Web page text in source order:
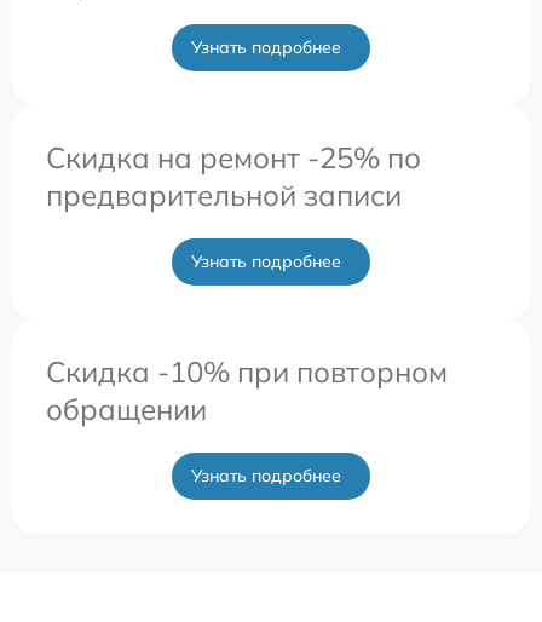
Узнать подробнее
Скидка на ремонт -25% по
предварительной записи
Узнать подробнее
Скидка -10% при повторном
обращении
Узнать подробнее